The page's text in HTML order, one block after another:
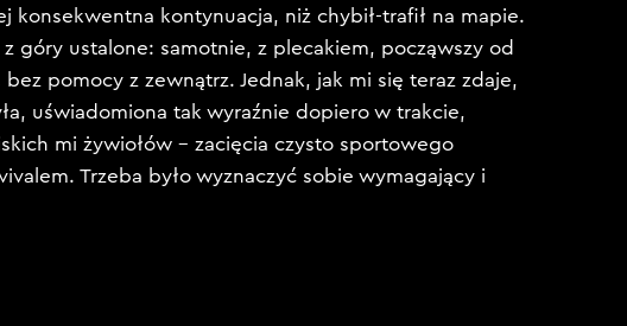
konsekwentna kontynuacja, niż chybił-trafił na mapie.
z góry ustalone: samotnie, z plecakiem, począwszy od
bez pomocy z zewnątrz. Jednak, jak mi się teraz zdaje,
uświadomiona tak wyraźnie dopiero w trakcie,
mi żywiołów – zacięcia czysto sportowego
Trzeba było wyznaczyć sobie wymagający i